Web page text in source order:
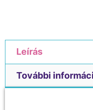
Leírás
További